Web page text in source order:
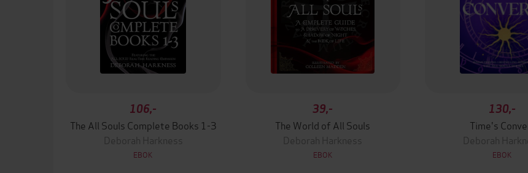
106,-
The All Souls Complete Books 1-3
Deborah Harkness
EBOK
39,-
The World of All Souls
Deborah Harkness
EBOK
130,-
Time's
Deborah
EBOK